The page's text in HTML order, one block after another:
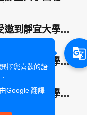
邀到靜宜大學外
邀到靜宜大學西
邀到靜宜大學西
擇您喜歡的語
Google 翻譯
g_translate